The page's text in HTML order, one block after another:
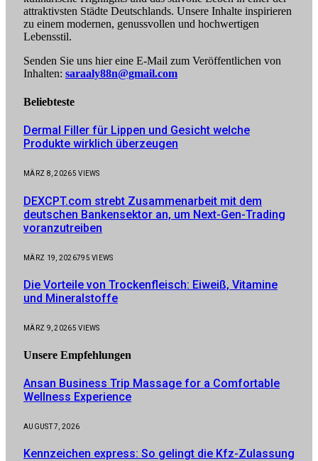
attraktivsten Städte Deutschlands. Unsere Inhalte inspirieren
zu einem modernen, genussvollen und hochwertigen
Lebensstil.
Senden Sie uns hier eine E-Mail zum Veröffentlichen von
Inhalten: saraaly88n@gmail.com
Beliebteste
Dermal Filler für Lippen und Gesicht welche
Produkte wirklich überzeugen
MÄRZ 8, 20265VIEWS
DEXCPT.com strebt Zusammenarbeit mit dem
deutschen Bankensektor an, um Next-Gen-Trading
voranzutreiben
MÄRZ 19, 2026795VIEWS
Die Vorteile von Trockenfleisch: Eiweiß, Vitamine
und Mineralstoffe
MÄRZ 9, 20265VIEWS
Unsere Empfehlungen
Ansan Business Trip Massage for a Comfortable
Wellness Experience
AUGUST 7, 2026
Kennzeichen express: So gelingt die Kfz-Zulassung